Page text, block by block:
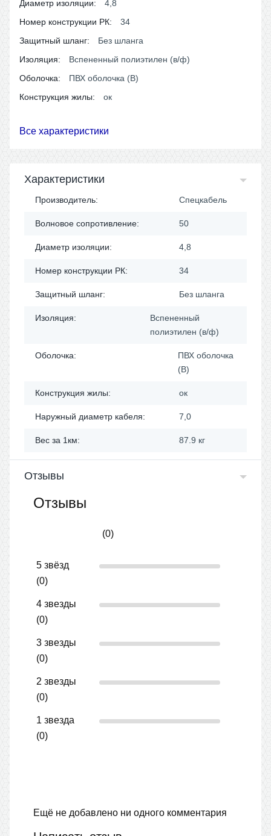
Диаметр изоляции:
4,8
Номер конструкции РК:
34
Защитный шланг:
Без шланга
Изоляция:
Вспененный полиэтилен (в/ф)
Оболочка:
ПВХ оболочка (В)
Конструкция жилы:
ок
Все характеристики
Характеристики
Производитель: Спецкабель
Волновое сопротивление: 50
Диаметр изоляции: 4,8
Номер конструкции РК: 34
Защитный шланг: Без шланга
Изоляция:
Вспененный
полиэтилен (в/ф)
Оболочка:
ПВХ оболочка
(В)
Конструкция жилы: ок
Наружный диаметр кабеля: 7,0
Вес за 1км: 87.9 кг
Отзывы
Отзывы
(0)
5 звёзд
(0)
4 звезды
(0)
3 звезды
(0)
2 звезды
(0)
1 звезда
(0)
Ещё не добавлено ни одного комментария